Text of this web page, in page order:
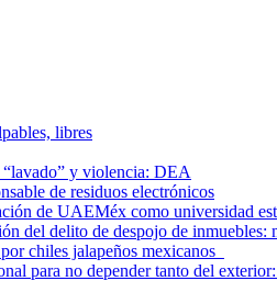
libres
“lavado” y violencia: DEA
de residuos electrónicos
de UAEMéx como universidad
del delito de despojo de inmuebles:
chiles jalapeños mexicanos
para no depender tanto del